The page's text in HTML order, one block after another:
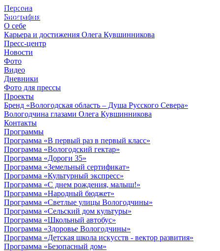
Персона
Биография
О себе
Карьера и достижения Олега Кувшинникова
Пресс-центр
Новости
Фото
Видео
Дневники
Фото для прессы
Проекты
Бренд «Вологодская область – Душа Русского Севера»
Вологодчина глазами Олега Кувшинникова
Контакты
Программы
Программа «В первый раз в первый класс»
Программа «Вологодский гектар»
Программа «Дороги 35»
Программа «Земельный сертификат»
Программа «Культурный экспресс»
Программа «С днем рождения, малыш!»
Программа «Народный бюджет»
Программа «Светлые улицы Вологодчины»
Программа «Сельский дом культуры»
Программа «Школьный автобус»
Программа «Здоровье Вологодчины»
Программа «Детская школа искусств - вектор развития»
Программа «Безопасный дом»
© 2012 - 2023,
КУВШИННИКОВ О.А.